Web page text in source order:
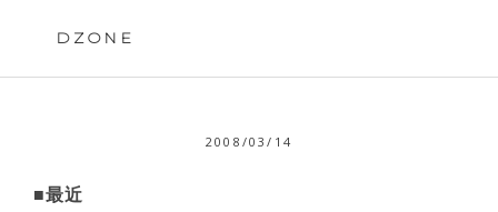
DZONE
2008/03/14
■最近